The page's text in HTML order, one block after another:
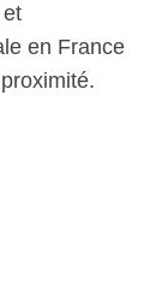
en France